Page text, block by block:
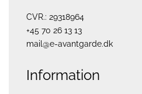
CVR.: 29318964
+45 70 26 13 13
mail@e-avantgarde.dk
Information